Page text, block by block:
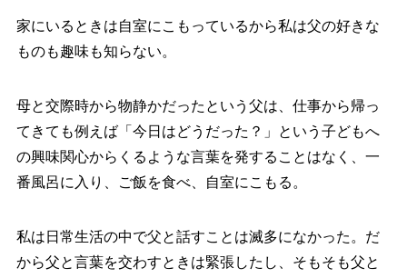
家にいるときは自室にこもっているから私は父の好きな
ものも趣味も知らない。
母と交際時から物静かだったという父は、仕事から帰っ
てきても例えば「今日はどうだった？」という子どもへ
の興味関心からくるような言葉を発することはなく、一
番風呂に入り、ご飯を食べ、自室にこもる。
私は日常生活の中で父と話すことは滅多になかった。だ
から父と言葉を交わすときは緊張したし、そもそも父と